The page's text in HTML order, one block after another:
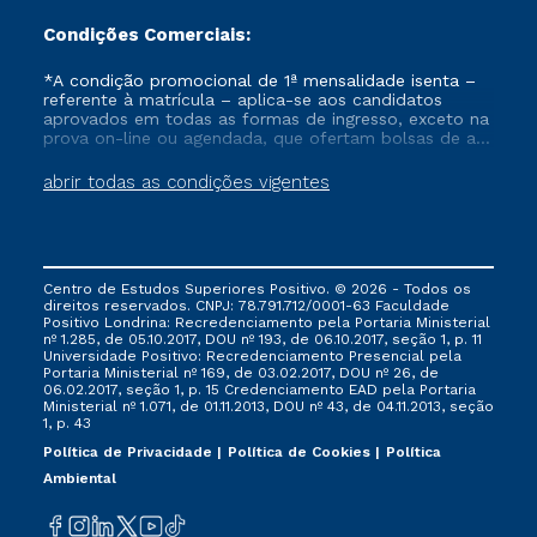
Condições Comerciais:
abrir todas as condições vigentes
*A condição promocional de 1ª mensalidade isenta –
referente à matrícula – aplica-se aos candidatos
aprovados em todas as formas de ingresso, exceto na
prova on-line ou agendada, que ofertam bolsas de até
vigente, que ainda não tenham efetivado e/ou não
tenham cancelado ou trancado sua matrícula em uma
via FIES, Prouni e outros programas governamentais, e
não se acumula com nenhuma outra campanha
ofertada pela Instituição.
Centro de Estudos Superiores Positivo. © 2026 - Todos os
direitos reservados. CNPJ: 78.791.712/0001-63 Faculdade
Positivo Londrina: Recredenciamento pela Portaria Ministerial
nº 1.285, de 05.10.2017, DOU nº 193, de 06.10.2017, seção 1, p. 11
Universidade Positivo: Recredenciamento Presencial ​pela
Portaria Ministerial nº 169, de 03.02.2017, DOU nº 26, de
06.02.2017, seção 1, p. 15 Credenciamento EAD pela Portaria
Ministerial nº 1.071, de 01.11.2013, DOU nº 43, de 04.11.2013, seção
1, p. 43
Política de Privacidade
Política de Cookies
Política
Ambiental